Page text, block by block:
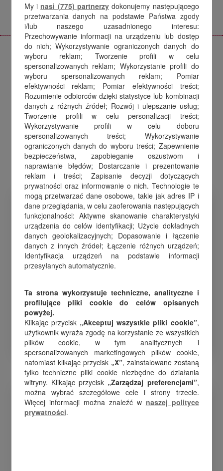
Pełna kontrola.
Prawdziwa wartość.
Dzięki MYND możesz:
Tworzyć markowe karty
podarunkowe w zaledwie kilka
My i nasi (775) partnerzydokonujemy następującego
przetwarzania danych na podstawie Państwa zgody
i/lub naszego uzasadnionego interesu:
Przechowywanie informacji na urządzeniu lub dostęp
do nich; Wykorzystywanie ograniczonych danych do
wyboru reklam; Tworzenie profili w celu
spersonalizowanych reklam; Wykorzystanie profili do
wyboru spersonalizowanych reklam; Pomiar
efektywności reklam; Pomiar efektywności treści;
Rozumienie odbiorców dzięki statystyce lub kombinacji
danych z różnych źródeł; Rozwój i ulepszanie usług;
Tworzenie profili w celu personalizacji treści;
Wykorzystywanie profili w celu doboru
spersonalizowanych treści; Wykorzystywanie
ograniczonych danych do wyboru treści; Zapewnienie
bezpieczeństwa, zapobieganie oszustwom i
naprawianie błędów; Dostarczanie i prezentowanie
reklam i treści; Zapisanie decyzji dotyczących
prywatności oraz informowanie o nich. Technologie te
mogą przetwarzać dane osobowe, takie jak adres IP i
dane przeglądania, w celu zaoferowania następujących
funkcjonalności: Aktywne skanowanie charakterystyki
urządzenia do celów identyfikacji; Użycie dokładnych
danych geolokalizacyjnych; Dopasowanie i łączenie
danych z innych źródeł; Łączenie różnych urządzeń;
Identyfikacja urządzeń na podstawie informacji
przesyłanych automatycznie.
Ta strona wykorzystuje techniczne, analityczne i
profilujące pliki cookie do celów opisanych
powyżej.
Klikając przycisk „Akceptuj wszystkie pliki cookie”,
użytkownik wyraża zgodę na korzystanie ze wszystkich
plików cookie, w tym analitycznych i
spersonalizowanych marketingowych plików cookie,
natomiast klikając przycisk „X”, zainstalowane zostaną
tylko techniczne pliki cookie niezbędne do działania
witryny. Klikając przycisk „Zarządzaj preferencjami”,
można wybrać szczegółowe cele i strony trzecie.
Więcej informacji można znaleźć w naszej polityce
prywatności.